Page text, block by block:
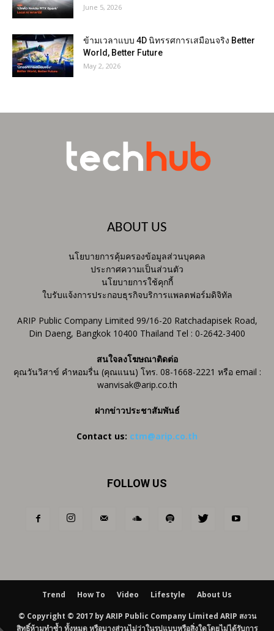
June 5, 2026
ข้ามเวลาแบบ 4D นิทรรศการเสมือนจริง Better
World, Better Future
May 2, 2026
ABOUT US
นโยบายการคุ้มครองข้อมูลส่วนบุคคล
ประกาศความเป็นส่วนตัว
นโยบายการใช้คุกกี้
ใบรับแจ้งการประกอบธุรกิจบริการแพลตฟอร์มดิจิทัล
ARIP Public Company Limited 99/16-20 Ratchadapisek Road,
Din Daeng, Bangkok 10400 Thailand Tel : 0-2642-3400
สนใจลงโฆษณาติดต่อ
คุณวันวิสาข์ คำหอมรื่น (คุณแนน) โทร. 08-1668-2221 หรือ email :
wanvisak@arip.co.th
ฝากข่าวประชาสัมพันธ์
Contact us: ctm@arip.co.th
FOLLOW US
Trend How To Video Lifestyle About Us
© Copyright © 2017 by ARIP Public Company Limited ARIP สงวน
สิทธิ์ห้ามทำซ้ำ ทั้งหมด หรือบางส่วนไม่ว่าในรูปแบบหรือสิ่งใดโดยไม่ได้รับการ